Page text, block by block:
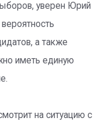
уверен Юрий
а также
иметь единую
на ситуацию с